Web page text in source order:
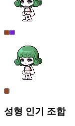
성형 인기 조합